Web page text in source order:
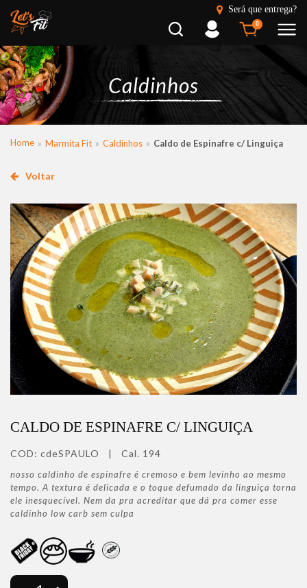
Será que entrega?
Busca Entrar 0
Caldinhos
Home Marmita Fit Caldinhos Caldo de Espinafre c/ Linguiça
Voltar
CALDO DE ESPINAFRE C/ LINGUIÇA
COD: cdeSPAULO | Cal. 194
nosso caldinho de espinafre é cremoso e bem levinho ao mesmo
tempo. A textura é delicada e o toque defumado da linguiça torna
ele inesquecível. Nem da pra acreditar que dá pra comer esse
caldinho low carb sem culpa